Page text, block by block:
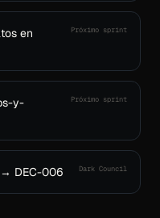
en
Próximo sprint
y-
Próximo sprint
DEC-006 Dark Council